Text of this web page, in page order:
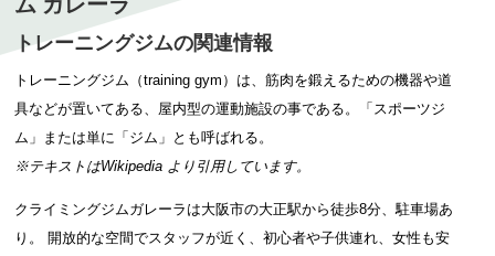
トレーニングジムの関連情報
トレーニングジム（training gym）は、筋肉を鍛えるための機器や道
具などが置いてある、屋内型の運動施設の事である。「スポーツジ
ム」または単に「ジム」とも呼ばれる。
※テキストはWikipedia より引用しています。
クライミングジムガレーラは大阪市の大正駅から徒歩8分、駐車場あ
り。 開放的な空間でスタッフが近く、初心者や子供連れ、女性も安